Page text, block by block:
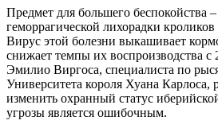
Предмет для большего беспокойства
геморрагической лихорадки
Вирус этой болезни выкашивает
снижает темпы их воспроизводства
Эмилио Виргоса, специалиста по
Университета короля Хуана
изменить охранный статус
угрозы является ошибочным.